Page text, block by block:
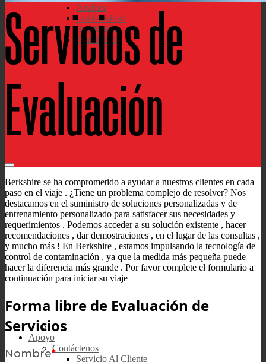
Análisis
Conformidad
Irradiación
Esterilidad
Apoyo
Contáctenos
Servicio Al Cliente
Servicios de
Evaluación
Berkshire se ha comprometido a ayudar a nuestros clientes en cada
paso en el viaje . ¿Tiene un problema complejo de resolver? Nos
destacamos en el suministro de soluciones personalizadas y de
entrenamiento personalizado para satisfacer sus necesidades y
requerimientos . Podemos acceder a su solución existente , hacer
recomendaciones , dar demostraciones , en el lugar de las consultas ,
y mucho más ! En Berkshire , estamos impulsando la tecnología de
control de contaminación , ya que la medida más pequeña puede
hacer la diferencia más grande . Por favor complete el formulario a
continuación para iniciar su viaje
Forma libre de Evaluación de
Servicios